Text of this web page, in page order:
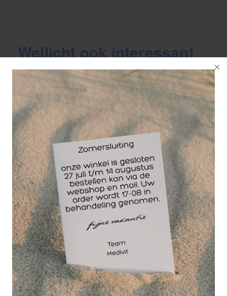
Wellicht ook interessant
Coldpack instant 14 x 17 cm. Rowo |
eenmalig gebruik